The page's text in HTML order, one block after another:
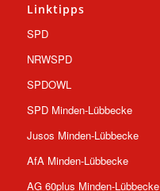
Linktipps
SPD
NRWSPD
SPDOWL
SPD Minden-Lübbecke
Jusos Minden-Lübbecke
AfA Minden-Lübbecke
AG 60plus Minden-Lübbecke